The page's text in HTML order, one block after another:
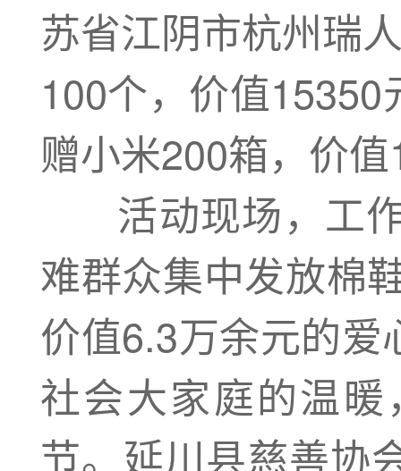
苏省江阴市杭州瑞
100个，价值
赠小米200箱，价
活动现场，工作
难群众集中发放棉
价值6.3万余元的
社会大家庭的温
节。延川县慈善协